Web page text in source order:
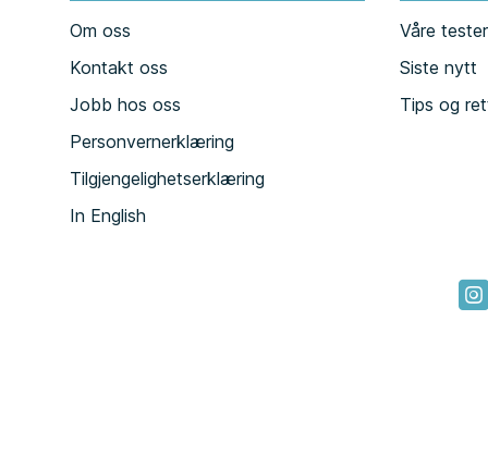
Om oss
Kontakt oss
Jobb hos oss
Personvernerklæring
Tilgjengelighetserklæring
In English
Våre tester
Siste nytt
Tips og